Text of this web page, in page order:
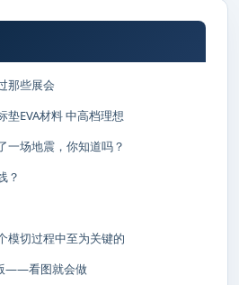
那些展会
垫EVA材料 中高档理想
一场地震，你知道吗？
？
模切过程中至为关键的
——看图就会做